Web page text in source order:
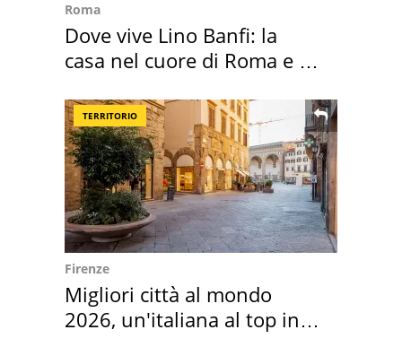
Roma
Dove vive Lino Banfi: la
casa nel cuore di Roma e i
TERRITORIO
Firenze
Migliori città al mondo
2026, un'italiana al top in